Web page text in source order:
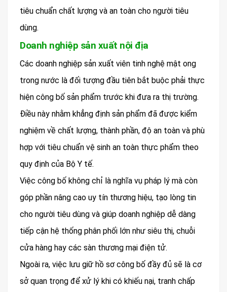
tiêu chuẩn chất lượng và an toàn cho người tiêu
dùng.
Doanh nghiệp sản xuất nội địa
Các doanh nghiệp sản xuất viên tinh nghệ mật ong
trong nước là đối tượng đầu tiên bắt buộc phải thực
hiện công bố sản phẩm trước khi đưa ra thị trường.
Điều này nhằm khẳng định sản phẩm đã được kiểm
nghiệm về chất lượng, thành phần, độ an toàn và phù
hợp với tiêu chuẩn vệ sinh an toàn thực phẩm theo
quy định của Bộ Y tế.
Việc công bố không chỉ là nghĩa vụ pháp lý mà còn
góp phần nâng cao uy tín thương hiệu, tạo lòng tin
cho người tiêu dùng và giúp doanh nghiệp dễ dàng
tiếp cận hệ thống phân phối lớn như siêu thị, chuỗi
cửa hàng hay các sàn thương mại điện tử.
Ngoài ra, việc lưu giữ hồ sơ công bố đầy đủ sẽ là cơ
sở quan trọng để xử lý khi có khiếu nại, tranh chấp